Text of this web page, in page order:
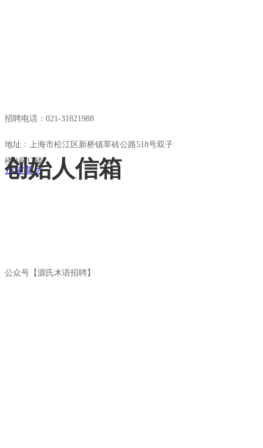
招聘电话：021-31821988
地址：上海市松江区新桥镇莘砖公路518号双子
楼B座17楼
投递简历
公众号【源氏木语招聘】
创始人信箱